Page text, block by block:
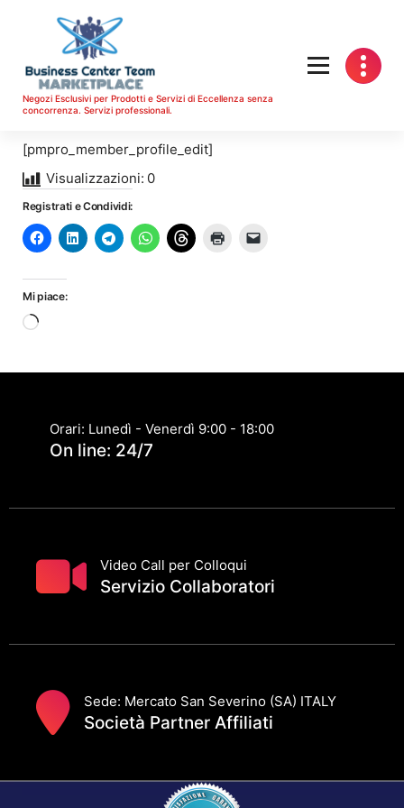
contenuto
Negozi Esclusivi per Prodotti e Servizi di Eccellenza senza
concorrenza. Servizi professionali.
[pmpro_member_profile_edit]
Visualizzazioni: 0
Registrati e Condividi:
Mi piace:
Caricamento
Orari: Lunedì - Venerdì 9:00 - 18:00
On line: 24/7
Video Call per Colloqui
Servizio Collaboratori
Sede: Mercato San Severino (SA) ITALY
Società Partner Affiliati